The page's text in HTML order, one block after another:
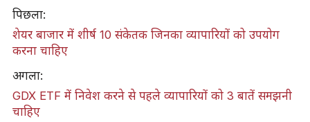
पिछला:
शेयर बाजार में शीर्ष 10 संकेतक जिनका व्यापारियों को उपयोग
करना चाहिए
अगला:
GDX ETF में निवेश करने से पहले व्यापारियों को 3 बातें समझनी
चाहिए